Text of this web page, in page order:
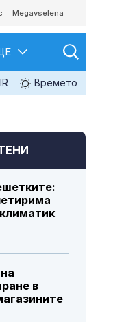
Megavselena
Времето
в